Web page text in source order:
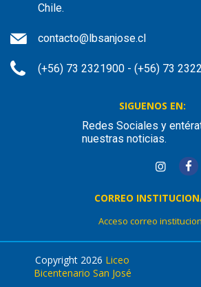
Chile.
contacto@lbsanjose.cl
(+56) 73 2321900 - (+56) 73
SIGUENOS EN:
Redes Sociales y
nuestras noticias.
CORREO
Acceso correo
Copyright 2026 Liceo
Bicentenario San José